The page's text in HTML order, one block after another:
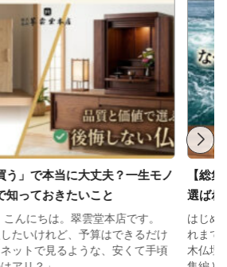
う」で本当に大丈夫？一生モノ
知っておきたいこと
んにちは。翠雲堂本店です。
したいけれど、予算はできるだけ
ットで見るような、安くて手頃
【総
選ばれ
はじめ
れまで
木仏壇